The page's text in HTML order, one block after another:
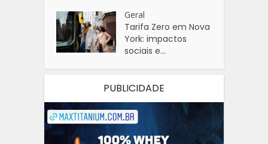
Geral
Tarifa Zero em Nova
York: impactos
sociais e...
PUBLICIDADE